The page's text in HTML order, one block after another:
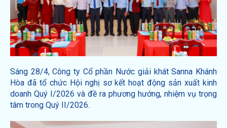
Sáng 28/4, Công ty Cổ phần Nước giải khát Sanna Khánh
Hòa đã tổ chức Hội nghị sơ kết hoạt động sản xuất kinh
doanh Quý I/2026 và đề ra phương hướng, nhiệm vụ trọng
tâm trong Quý II/2026.